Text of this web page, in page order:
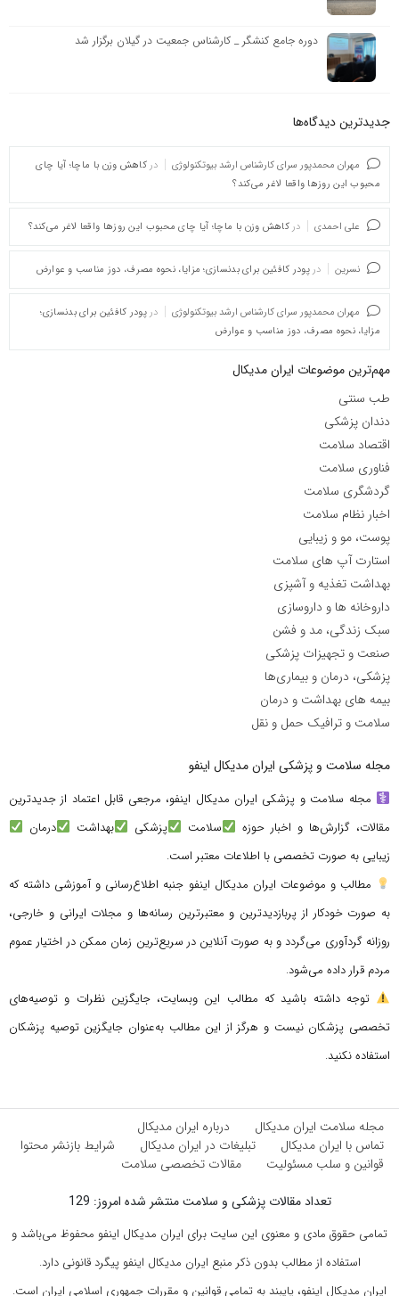
دوره جامع کنشگر _ کارشناس جمعیت در گیلان برگزار شد
جدیدترین دیدگاه‌‌ها
مهران محمدپور سرای کارشناس ارشد بیوتکنولوژی در کاهش وزن با ماچا؛ آیا چای
محبوب این روزها واقعا لاغر می‌کند؟
علی احمدی در کاهش وزن با ماچا؛ آیا چای محبوب این روزها واقعا لاغر می‌کند؟
نسرین در پودر کافئین برای بدنسازی؛ مزایا، نحوه مصرف، دوز مناسب و عوارض
مهران محمدپور سرای کارشناس ارشد بیوتکنولوژی در پودر کافئین برای بدنسازی؛
مزایا، نحوه مصرف، دوز مناسب و عوارض
مهم‌ترین موضوعات ایران مدیکال
طب سنتی
دندان پزشکی
اقتصاد سلامت
فناوری سلامت
گردشگری سلامت
اخبار نظام سلامت
پوست، مو و زیبایی
استارت آپ های سلامت
بهداشت تغذیه و آشپزی
داروخانه ها و داروسازی
سبک زندگی، مد و فشن
صنعت و تجهیزات پزشکی
پزشکی، درمان و بیماری‌ها
بیمه های بهداشت و درمان
سلامت و ترافیک حمل و نقل
مجله سلامت و پزشکی ایران مدیکال اینفو
مجله سلامت و پزشکی ایران مدیکال اینفو، مرجعی قابل اعتماد از جدیدترین
مقالات، گزارش‌ها و اخبار حوزه
سلامت پزشکی بهداشت
درمان
زیبایی به صورت تخصصی با اطلاعات معتبر است.
مطالب و موضوعات ایران مدیکال اینفو جنبه اطلاع‌رسانی و آموزشی داشته که
به صورت خودکار از پربازدیدترین و معتبرترین رسانه‌ها و مجلات ایرانی و خارجی،
روزانه گردآوری می‌گردد و به صورت آنلاین در سریع‌ترین زمان ممکن در اختیار عموم
مردم قرار داده می‌شود.
توجه داشته باشید که مطالب این وبسایت، جایگزین نظرات و توصیه‌های
تخصصی پزشکان نیست و هرگز از این مطالب به‌عنوان جایگزین توصیه پزشکان
استفاده نکنید.
مجله سلامت ایران مدیکال
درباره ایران مدیکال
تماس با ایران مدیکال
تبلیغات در ایران مدیکال
شرایط بازنشر محتوا
قوانین و سلب مسئولیت
مقالات تخصصی سلامت
تعداد مقالات پزشکی و سلامت منتشر شده امروز: 129
تمامی حقوق مادی و معنوی این سایت برای ایران مدیکال اینفو محفوظ می‌باشد و
استفاده از مطالب بدون ذکر منبع ایران مدیکال اینفو پیگرد قانونی دارد.
ایران مدیکال اینفو، پایبند به تمامی قوانین و مقررات جمهوری اسلامی ایران است.